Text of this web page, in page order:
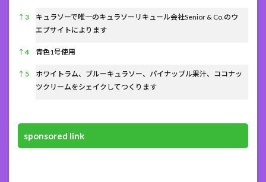
↑ 3
キュラソーで唯一のキュラソーリキュール会社Senior & Co.のウ
エブサイトによります
↑4 青色1号使用
↑ 5
ホワイトラム、ブルーキュラソー、パイナップル果汁、ココナッ
ツクリームをシェイクしてつくります
sponsored link